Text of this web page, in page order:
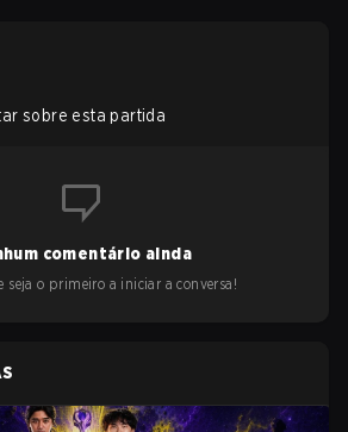
sobre esta partida
comentário ainda
seja o primeiro a iniciar a conversa!